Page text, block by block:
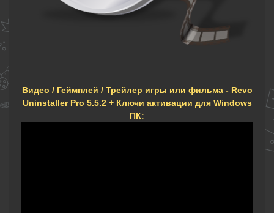
Видео / Геймплей / Трейлер игры или фильма - Revo
Uninstaller Pro 5.5.2 + Ключи активации для Windows
ПК: